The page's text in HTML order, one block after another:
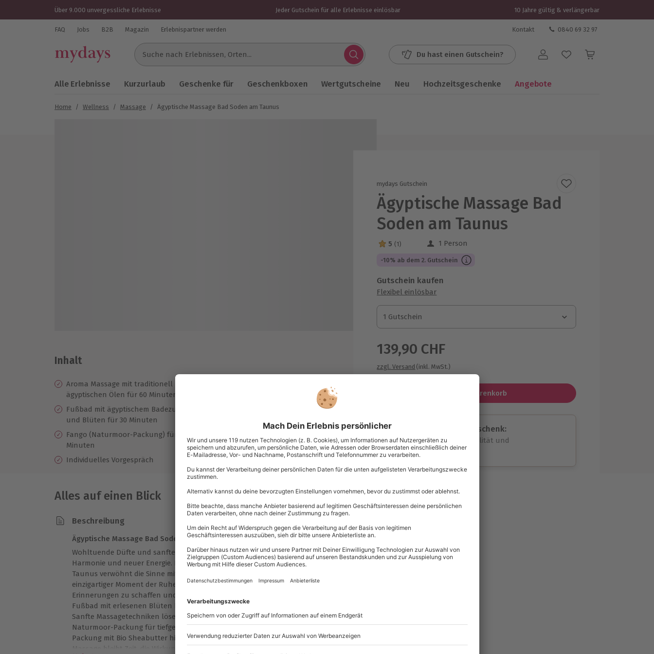
Über 9.000 unvergessliche Erlebnisse Jeder Gutschein für alle Erlebnisse einlösbar 10 Jahre gültig & verlängerbar
FAQ Jobs B2B Magazin Erlebnispartner werden Kontakt 0840 69 32 97
Suche nach Erlebnissen...
Du hast einen Gutschein? Benutzerkonto
Alle Erlebnisse Kurzurlaub Geschenke für Geschenkboxen Wertgutscheine Neu Hochzeitsgeschenke Angebote
Home / Wellness / Massage / Ägyptische Massage Bad Soden am Taunus
mydays Gutschein
Ägyptische Massage Bad
Soden am Taunus
5 Sterne von 5 aus 1 Bewertungen
5 (1) 1 Person
-10% ab dem 2. Gutschein
Gutschein kaufen
Flexibel einlösbar
1 Gutschein
1 Gutschein
1 Gutschein
139,90 CHF
zzgl. Versand (inkl. MwSt.)
In den Warenkorb
Immer das passende Geschenk:
Große Auswahl, volle Flexibilität und
maximale Sicherheit
Über 9.000 unvergessliche
Volle Flexibilität
Jeder Gutschein für alle Erlebnisse
Maximale Sicherheit
Inhalt
Aroma Massage mit traditionell
ägyptischen Ölen für 60 Minuten
Fußbad mit ägyptischem Badezusatz
und Blüten für 30 Minuten
Fango (Naturmoor-Packung) für 20
Minuten
Individuelles Vorgespräch
Geschenk aus der eigenen
Alles auf einen Blick
Beschreibung
Ägyptische Massage Bad Soden – Tiefenentspannung mit sinnlichen Düften
Wohltuende Düfte und sanfte Berührungen schaffen ein Gefühl von
Harmonie und neuer Energie. Die ägyptische Massage in Bad Soden am
Taunus verwöhnt die Sinne mit wertvollen Ölen des alten Ägyptens. Ein
einzigartiger Moment der Ruhe lädt dazu ein, gemeinsam kostbare
Erinnerungen zu schaffen und den Alltag hinter sich zu lassen. Ein warmes
Fußbad mit erlesenen Blüten bereitet auf die ägyptische Aroma Massage vor.
Sanfte Massagetechniken lösen innere Anspannung, während eine
Naturmoor-Packung für tiefgehende Lockerung sorgt. Eine Hand- und Fuß-
Packung mit Bio Sheabutter hinterlässt die Haut samtweich. Nach der
Massage bleibt Zeit, die Wirkung in Ruhe ausklingen zu lassen und